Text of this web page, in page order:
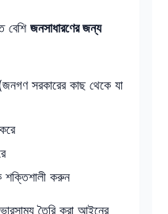
বেশি জনসাধারণের জন্য
সরকারের কাছ থেকে যা
শক্তিশালী করুন
তৈরি করা আইনের